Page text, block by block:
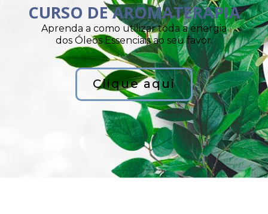
CURSO DE AROMATERAPIA
Aprenda a como utilizar toda a energia
dos Óleos Essenciais ao seu favor.
Clique aqui